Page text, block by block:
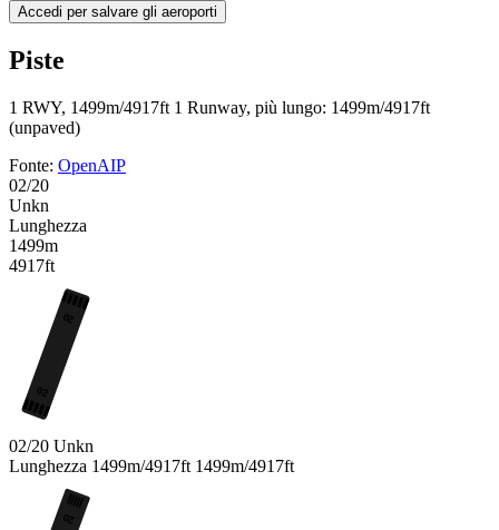
Accedi per salvare gli aeroporti
Piste
1 RWY, 1499m/4917ft 1 Runway, più lungo: 1499m/4917ft
(unpaved)
Fonte: OpenAIP
02/20
Unkn
Lunghezza
1499m
4917ft
20
02
02/20 Unkn
Lunghezza 1499m/4917ft 1499m/4917ft
20